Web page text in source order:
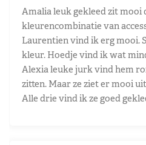
Amalia leuk gekleed zit mooi
kleurencombinatie van
Laurentien vind ik erg mooi.
kleur. Hoedje vind ik wat
Alexia leuke jurk vind hem
zitten. Maar ze ziet er mooi
Alle drie vind ik ze goed